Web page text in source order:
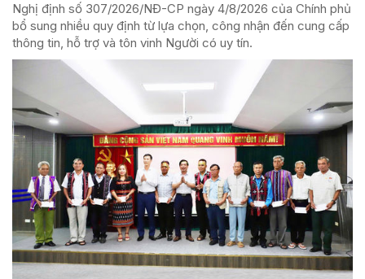
Nghị định số 307/2026/NĐ-CP ngày 4/8/2026 của Chính phủ
bổ sung nhiều quy định từ lựa chọn, công nhận đến cung cấp
thông tin, hỗ trợ và tôn vinh Người có uy tín.